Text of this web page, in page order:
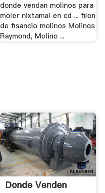
donde vendan molinos para
moler nixtamal en cd ... filon
de fisancio molinos Molinos
Raymond, Molino ...
Donde Venden